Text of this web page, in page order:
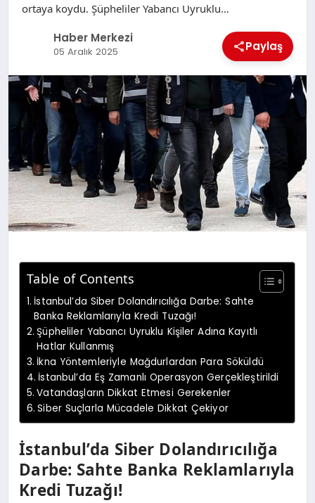
ortaya koydu. Şüpheliler Yabancı Uyruklu…
Haber Merkezi
05 Aralık 2025 Paylaş
Table of Contents
İstanbul’da Siber Dolandırıcılığa Darbe: Sahte
Banka Reklamlarıyla Kredi Tuzağı!
Şüpheliler Yabancı Uyruklu Kişiler Adına Kayıtlı
Hatlar Kullanmış
İkna Yöntemleriyle Mağdurlardan Para Söküldü
İstanbul’da Eş Zamanlı Operasyon Gerçekleştirildi
Vatandaşların Dikkat Etmesi Gerekenler
Siber Suçlarla Mücadele Dikkat Çekiyor
İstanbul’da Siber Dolandırıcılığa
Darbe: Sahte Banka Reklamlarıyla
Kredi Tuzağı!